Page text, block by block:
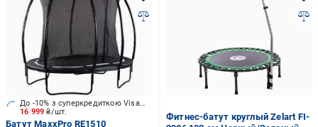
16 999₴/шт.
До -10% з суперкредиткою Visa Вигода
Батут MaxxPro RE1510
Фитнес-батут круглый Zelart FI-